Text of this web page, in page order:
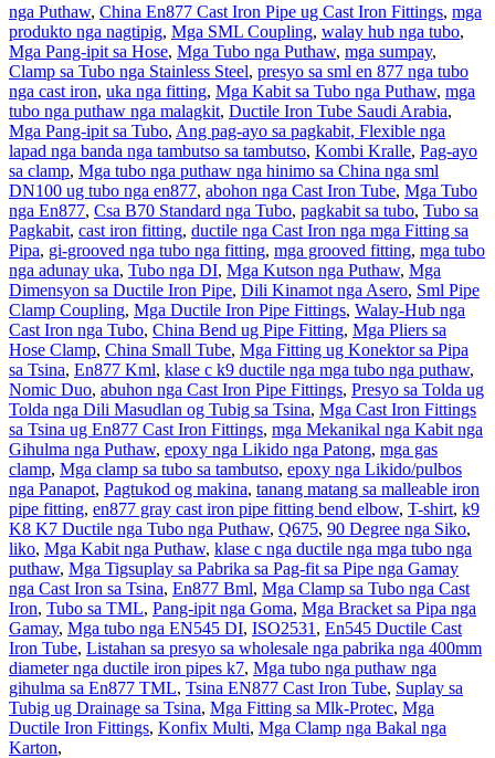
nga Puthaw, China En877 Cast Iron Pipe ug Cast Iron Fittings, mga
produkto nga nagtipig, Mga SML Coupling, walay hub nga tubo,
Mga Pang-ipit sa Hose, Mga Tubo nga Puthaw, mga sumpay,
Clamp sa Tubo nga Stainless Steel, presyo sa sml en 877 nga tubo
nga cast iron, uka nga fitting, Mga Kabit sa Tubo nga Puthaw, mga
tubo nga puthaw nga malagkit, Ductile Iron Tube Saudi Arabia,
Mga Pang-ipit sa Tubo, Ang pag-ayo sa pagkabit, Flexible nga
lapad nga banda nga tambutso sa tambutso, Kombi Kralle, Pag-ayo
sa clamp, Mga tubo nga puthaw nga hinimo sa China nga sml
DN100 ug tubo nga en877, abohon nga Cast Iron Tube, Mga Tubo
nga En877, Csa B70 Standard nga Tubo, pagkabit sa tubo, Tubo sa
Pagkabit, cast iron fitting, ductile nga Cast Iron nga mga Fitting sa
Pipa, gi-grooved nga tubo nga fitting, mga grooved fitting, mga tubo
nga adunay uka, Tubo nga DI, Mga Kutson nga Puthaw, Mga
Dimensyon sa Ductile Iron Pipe, Dili Kinamot nga Asero, Sml Pipe
Clamp Coupling, Mga Ductile Iron Pipe Fittings, Walay-Hub nga
Cast Iron nga Tubo, China Bend ug Pipe Fitting, Mga Pliers sa
Hose Clamp, China Small Tube, Mga Fitting ug Konektor sa Pipa
sa Tsina, En877 Kml, klase c k9 ductile nga mga tubo nga puthaw,
Nomic Duo, abuhon nga Cast Iron Pipe Fittings, Presyo sa Tolda ug
Tolda nga Dili Masudlan og Tubig sa Tsina, Mga Cast Iron Fittings
sa Tsina ug En877 Cast Iron Fittings, mga Mekanikal nga Kabit nga
Gihulma nga Puthaw, epoxy nga Likido nga Patong, mga gas
clamp, Mga clamp sa tubo sa tambutso, epoxy nga Likido/pulbos
nga Panapot, Pagtukod og makina, tanang matang sa malleable iron
pipe fitting, en877 gray cast iron pipe fitting bend elbow, T-shirt, k9
K8 K7 Ductile nga Tubo nga Puthaw, Q675, 90 Degree nga Siko,
liko, Mga Kabit nga Puthaw, klase c nga ductile nga mga tubo nga
puthaw, Mga Tigsuplay sa Pabrika sa Pag-fit sa Pipe nga Gamay
nga Cast Iron sa Tsina, En877 Bml, Mga Clamp sa Tubo nga Cast
Iron, Tubo sa TML, Pang-ipit nga Goma, Mga Bracket sa Pipa nga
Gamay, Mga tubo nga EN545 DI, ISO2531 , En545 Ductile Cast
Iron Tube, Listahan sa presyo sa wholesale nga pabrika nga 400mm
diameter nga ductile iron pipes k7, Mga tubo nga puthaw nga
gihulma sa En877 TML, Tsina EN877 Cast Iron Tube, Suplay sa
Tubig ug Drainage sa Tsina, Mga Fitting sa Mlk-Protec, Mga
Ductile Iron Fittings, Konfix Multi, Mga Clamp nga Bakal nga
Karton,